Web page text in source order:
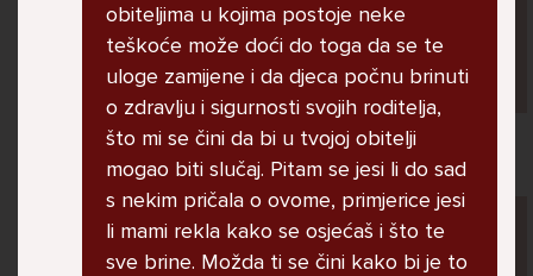
Miha, 16
Pitaj Stručnjaka
STRUCNJAK
obiteljima u kojima postoje neke
teškoće može doći do toga da se te
uloge zamijene i da djeca počnu brinuti
o zdravlju i sigurnosti svojih roditelja,
što mi se čini da bi u tvojoj obitelji
mogao biti slučaj. Pitam se jesi li do sad
s nekim pričala o ovome, primjerice jesi
li mami rekla kako se osjećaš i što te
sve brine. Možda ti se čini kako bi je to